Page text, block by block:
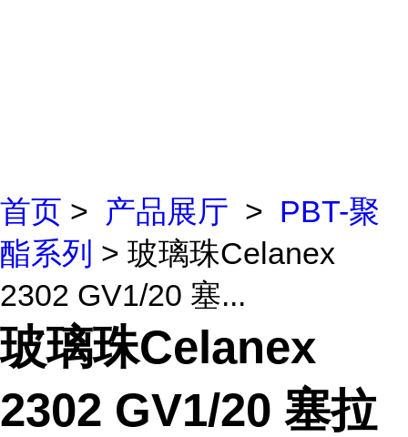
首页 > 产品展厅 > PBT-聚
酯系列 > 玻璃珠Celanex
2302 GV1/20 塞...
玻璃珠Celanex
2302 GV1/20 塞拉